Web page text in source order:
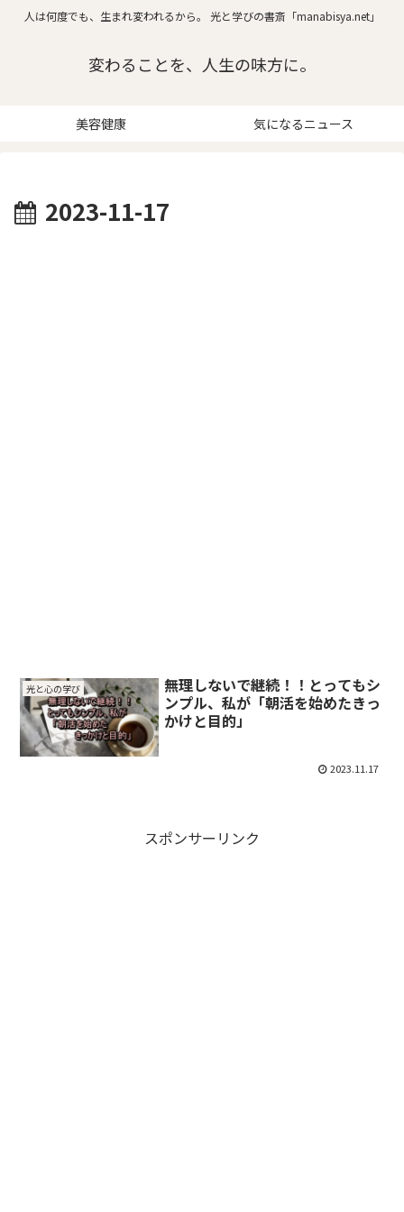
人は何度でも、生まれ変われるから。 光と学びの書斎「manabisya.net」
変わることを、人生の味方に。
美容健康 気になるニュース
2023-11-17
光と心の学び
無理しないで継続！！とってもシ
ンプル、私が「朝活を始めたきっ
かけと目的」
2023.11.17
スポンサーリンク